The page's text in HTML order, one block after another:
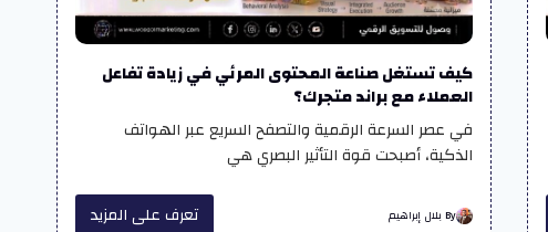
كيف تستغل صناعة المحتوى المرئي في زيادة تفاعل
العملاء مع براند متجرك؟
في عصر السرعة الرقمية والتصفح السريع عبر الهواتف
الذكية، أصبحت قوة التأثير البصري هي
By بلال إبراهيم تعرف على المزيد